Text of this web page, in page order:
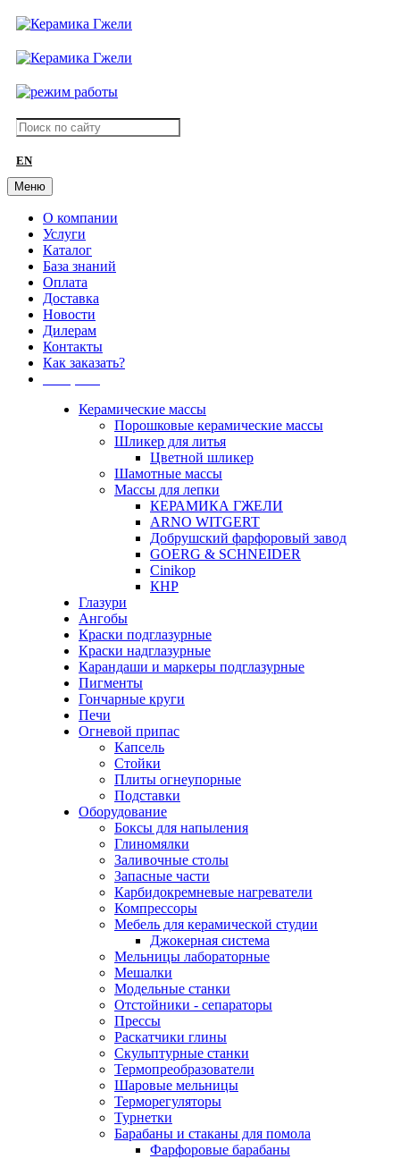
EN
Меню
О компании
Услуги
Каталог
База знаний
Оплата
Доставка
Новости
Дилерам
Контакты
Как заказать?
Керамические массы
Порошковые керамические массы
Шликер для литья
Цветной шликер
Шамотные массы
Массы для лепки
КЕРАМИКА ГЖЕЛИ
ARNO WITGERT
Добрушский фарфоровый завод
GOERG & SCHNEIDER
Cinikop
КНР
Глазури
Ангобы
Краски подглазурные
Краски надглазурные
Карандаши и маркеры подглазурные
Пигменты
Гончарные круги
Печи
Огневой припас
Капсель
Стойки
Плиты огнеупорные
Подставки
Оборудование
Боксы для напыления
Глиномялки
Заливочные столы
Запасные части
Карбидокремневые нагреватели
Компрессоры
Мебель для керамической студии
Джокерная система
Мельницы лабораторные
Мешалки
Модельные станки
Отстойники - сепараторы
Прессы
Раскатчики глины
Скульптурные станки
Термопреобразователи
Шаровые мельницы
Терморегуляторы
Турнетки
Барабаны и стаканы для помола
Фарфоровые барабаны